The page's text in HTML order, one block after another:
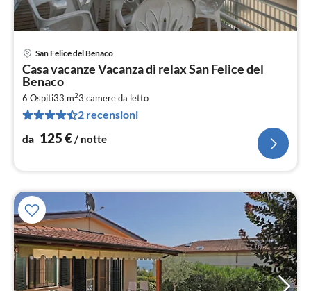
San Felice del Benaco
Casa vacanze Vacanza di relax San Felice del
Benaco
6 Ospiti33 m23 camere da letto
2 recensioni
da 125€/ notte